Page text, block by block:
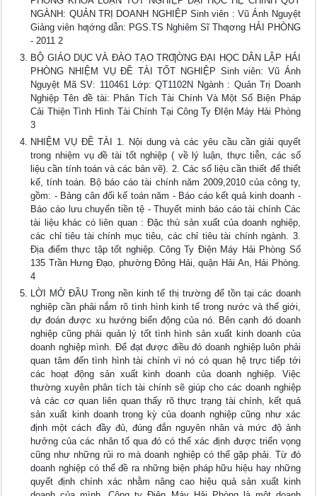
NGÀNH: QUẢN TRỊ DOANH NGHIỆP Sinh viên : Vũ Ánh Nguyệt
Giảng viên hƣớng dẫn: PGS.TS Nghiêm Sĩ Thƣơng HẢI PHÒNG
- 2011 2
BỘ GIÁO DỤC VÀ ĐÀO TẠO TRƢỜNG ĐẠI HỌC DÂN LẬP HẢI
PHÒNG NHIỆM VỤ ĐỀ TÀI TỐT NGHIỆP Sinh viên: Vũ Ánh
Nguyệt Mã SV: 110461 Lớp: QT1102N Ngành : Quản Trị Doanh
Nghiệp Tên đề tài: Phân Tích Tài Chính Và Một Số Biện Pháp
Cải Thiện Tình Hình Tài Chính Tại Công Ty ĐIện Máy Hải Phòng
3
NHIỆM VỤ ĐỀ TÀI 1. Nội dung và các yêu cầu cần giải quyết
trong nhiệm vụ đề tài tốt nghiệp ( về lý luận, thực tiễn, các số
liệu cần tính toán và các bản vẽ). 2. Các số liệu cần thiết để thiết
kế, tính toán. Bộ báo cáo tài chính năm 2009,2010 của công ty,
gồm: - Bảng cân đối kế toán năm - Báo cáo kết quả kinh doanh -
Báo cáo lưu chuyển tiền tệ - Thuyết minh báo cáo tài chính Các
tài liệu khác có liên quan : Đặc thù sản xuất của doanh nghiệp,
các chỉ tiêu tài chính mục tiêu, các chỉ tiêu tài chính ngành. 3.
Địa điểm thực tập tốt nghiệp. Công Ty Điện Máy Hải Phòng Số
135 Trần Hưng Đạo, phường Đông Hải, quận Hải An, Hải Phòng.
4
LỜI MỞ ĐẦU Trong nền kinh tế thị trường để tồn tại các doanh
nghiệp cần phải nắm rõ tình hình kinh tế trong nước và thế giới,
dự đoán được xu hướng biến động của nó. Bên cạnh đó doanh
nghiệp cũng phải quản lý tốt tình hình sản xuất kinh doanh của
doanh nghiệp mình. Để đạt được điều đó doanh nghiệp luôn phải
quan tâm đến tình hình tài chính vì nó có quan hệ trực tiếp tới
các hoạt động sản xuất kinh doanh của doanh nghiệp. Việc
thường xuyên phân tích tài chính sẽ giúp cho các doanh nghiệp
và các cơ quan liên quan thấy rõ thực trạng tài chính, kết quả
sản xuất kinh doanh trong kỳ của doanh nghiệp cũng như xác
định một cách đầy đủ, đúng đắn nguyên nhân và mức độ ảnh
hưởng của các nhân tố qua đó có thể xác định được triển vọng
cũng như những rủi ro mà doanh nghiệp có thể gặp phải. Từ đó
doanh nghiệp có thể đề ra những biện pháp hữu hiệu hay những
quyết định chính xác nhằm nâng cao hiệu quả sản xuất kinh